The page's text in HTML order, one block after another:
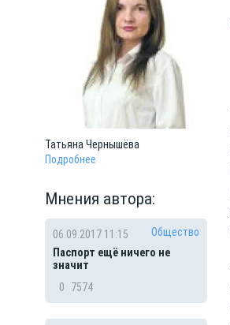
ТатьянаЧернышёва
Подробнее
Мнения автора:
06.09.2017 11:15
Общество
Паспорт ещё ничего не
значит
0
7574